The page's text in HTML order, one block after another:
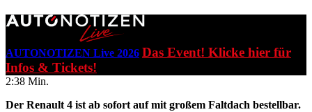
AUTONOTIZEN Live 2026 Das Event! Klicke hier für
Infos & Tickets!
2:38 Min.
Der Renault 4 ist ab sofort auf mit großem Faltdach bestellbar.